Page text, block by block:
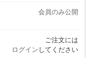
会員のみ公開
ご注文には
ログイン してください